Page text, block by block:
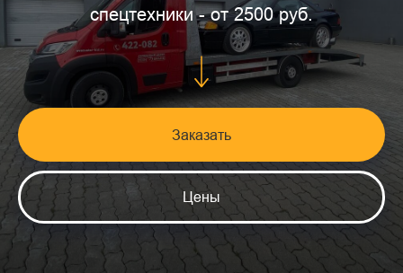
спецтехники - от 2500 руб.
Заказать
Цены